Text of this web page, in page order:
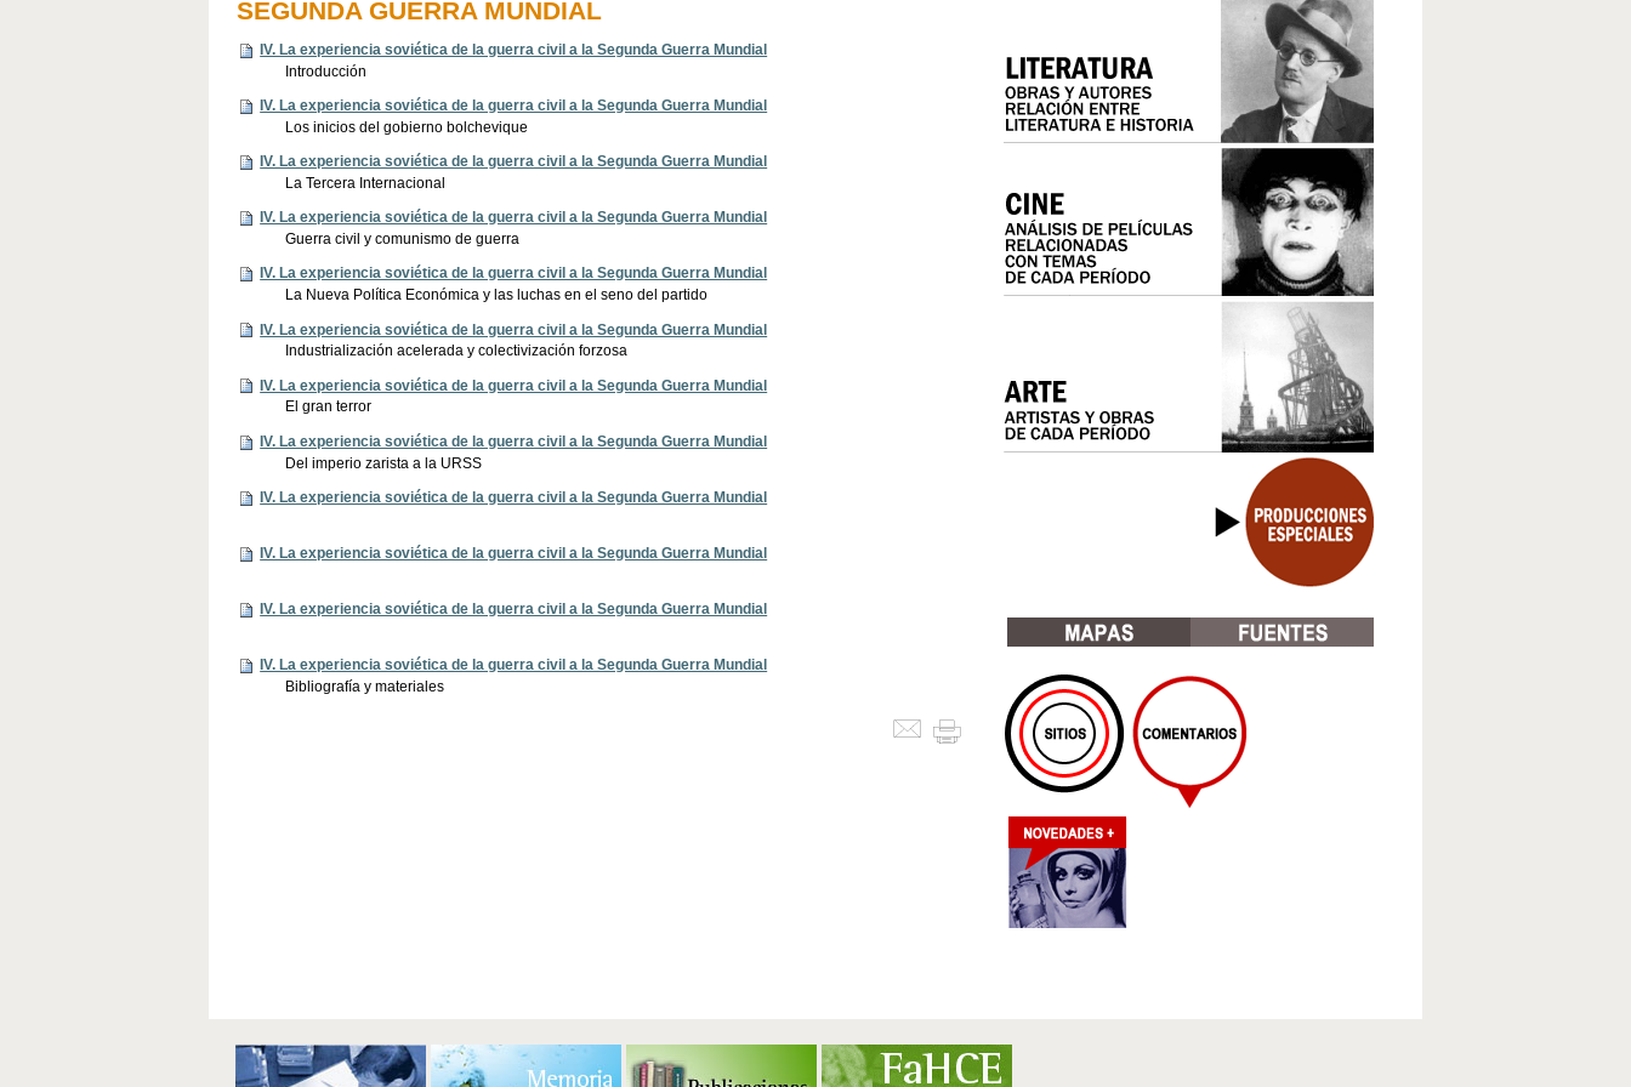
EL ESCENARIO COMUNISTA
EL TERCER MUNDO
IMPOSICIÓN Y CRISIS DEL NEOLIBERALISMO EN EL
SEGUNDA GUERRA MUNDIAL
IV. La experiencia soviética de la guerra civil a la Segunda Guerra Mundial
Introducción
IV. La experiencia soviética de la guerra civil a la Segunda Guerra Mundial
Los inicios del gobierno bolchevique
IV. La experiencia soviética de la guerra civil a la Segunda Guerra Mundial
La Tercera Internacional
IV. La experiencia soviética de la guerra civil a la Segunda Guerra Mundial
Guerra civil y comunismo de guerra
IV. La experiencia soviética de la guerra civil a la Segunda Guerra Mundial
La Nueva Política Económica y las luchas en el seno del partido
IV. La experiencia soviética de la guerra civil a la Segunda Guerra Mundial
Industrialización acelerada y colectivización forzosa
IV. La experiencia soviética de la guerra civil a la Segunda Guerra Mundial
El gran terror
IV. La experiencia soviética de la guerra civil a la Segunda Guerra Mundial
Del imperio zarista a la URSS
IV. La experiencia soviética de la guerra civil a la Segunda Guerra Mundial
IV. La experiencia soviética de la guerra civil a la Segunda Guerra Mundial
IV. La experiencia soviética de la guerra civil a la Segunda Guerra Mundial
IV. La experiencia soviética de la guerra civil a la Segunda Guerra Mundial
Bibliografía y materiales